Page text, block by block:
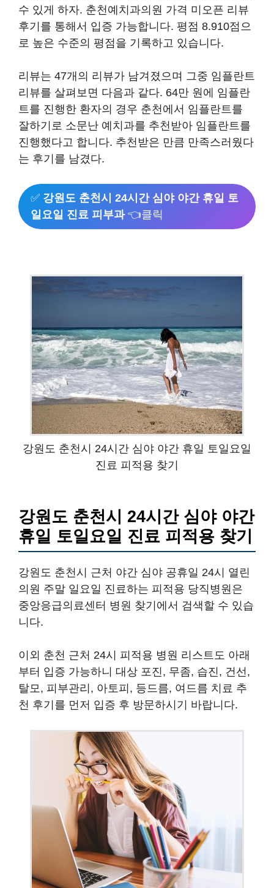
수 있게 하자. 춘천예치과의원 가격 미오픈 리뷰
후기를 통해서 입증 가능합니다. 평점 8.910점으
로 높은 수준의 평점을 기록하고 있습니다.
리뷰는 47개의 리뷰가 남겨졌으며 그중 임플란트
리뷰를 살펴보면 다음과 같다. 64만 원에 임플란
트를 진행한 환자의 경우 춘천에서 임플란트를
잘하기로 소문난 예치과를 추천받아 임플란트를
진행했다고 합니다. 추천받은 만큼 만족스러웠다
는 후기를 남겼다.
✅ 강원도 춘천시 24시간 심야 야간 휴일 토
일요일 진료 피부과👈클릭
강원도 춘천시 24시간 심야 야간 휴일 토일요일
진료 피적용 찾기
강원도 춘천시 24시간 심야 야간
휴일 토일요일 진료 피적용 찾기
강원도 춘천시 근처 야간 심야 공휴일 24시 열린
의원 주말 일요일 진료하는 피적용 당직병원은
중앙응급의료센터 병원 찾기에서 검색할 수 있습
니다.
이외 춘천 근처 24시 피적용 병원 리스트도 아래
부터 입증 가능하니 대상 포진, 무좀, 습진, 건선,
탈모, 피부관리, 아토피, 등드름, 여드름 치료 추
천 후기를 먼저 입증 후 방문하시기 바랍니다.